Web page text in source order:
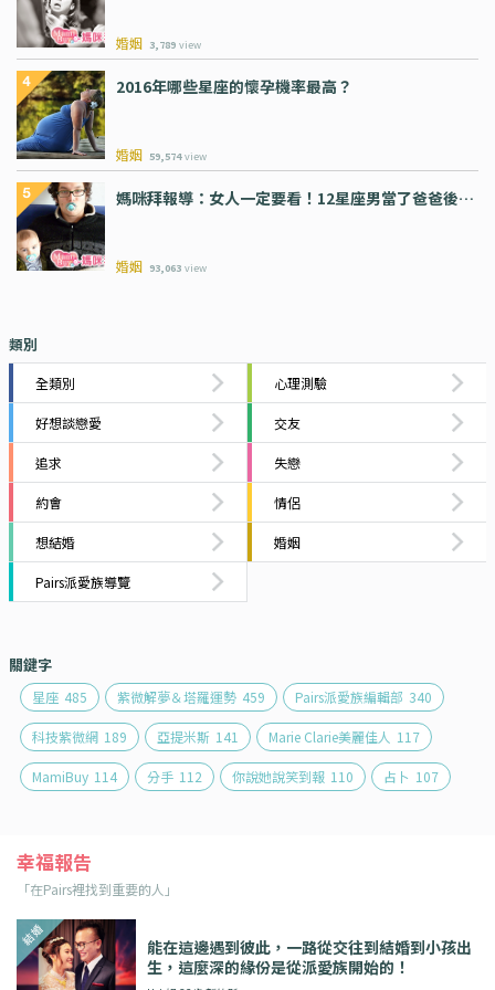
婚姻 3,789 view
2016年哪些星座的懷孕機率最高？
婚姻 59,574 view
媽咪拜報導：女人一定要看！12星座男當了爸爸後…
婚姻 93,063 view
類別
全類別 心理測驗
好想談戀愛 交友
追求 失戀
約會 情侶
想結婚 婚姻
Pairs派愛族導覽
關鍵字
星座 485 紫微解夢＆塔羅運勢 459 Pairs派愛族編輯部 340
科技紫微網 189 亞提米斯 141 Marie Clarie美麗佳人 117
MamiBuy 114 分手 112 你說她說笑到報 110 占卜 107
幸福報告
「在Pairs裡找到重要的人」
能在這邊遇到彼此，一路從交往到結婚到小孩出
生，這麼深的緣份是從派愛族開始的！